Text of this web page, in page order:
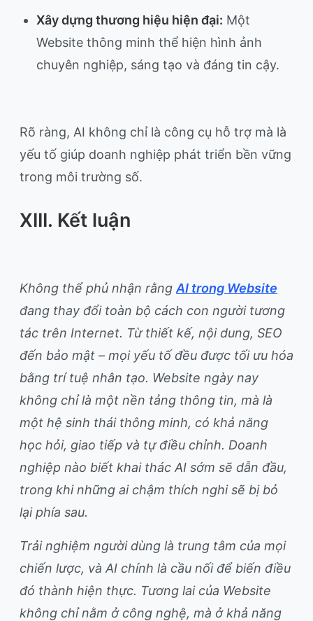
Xây dựng thương hiệu hiện đại: Một
Website thông minh thể hiện hình ảnh
chuyên nghiệp, sáng tạo và đáng tin cậy.
Rõ ràng, AI không chỉ là công cụ hỗ trợ mà là
yếu tố giúp doanh nghiệp phát triển bền vững
trong môi trường số.
XIII. Kết luận
Không thể phủ nhận rằng AI trong Website
đang thay đổi toàn bộ cách con người tương
tác trên Internet. Từ thiết kế, nội dung, SEO
đến bảo mật – mọi yếu tố đều được tối ưu hóa
bằng trí tuệ nhân tạo. Website ngày nay
không chỉ là một nền tảng thông tin, mà là
một hệ sinh thái thông minh, có khả năng
học hỏi, giao tiếp và tự điều chỉnh. Doanh
nghiệp nào biết khai thác AI sớm sẽ dẫn đầu,
trong khi những ai chậm thích nghi sẽ bị bỏ
lại phía sau.
Trải nghiệm người dùng là trung tâm của mọi
chiến lược, và AI chính là cầu nối để biến điều
đó thành hiện thực. Tương lai của Website
không chỉ nằm ở công nghệ, mà ở khả năng